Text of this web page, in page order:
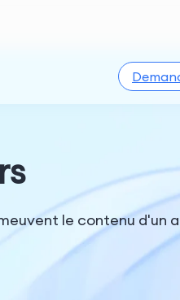
le contenu d'un